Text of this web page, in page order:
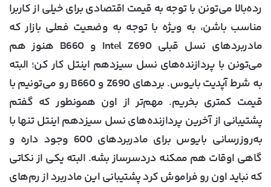
رده‌بالا می‌تونن با توجه به قیمت اقتصادی برای خیلی از کاربرا
مناسب باشن، به ویژه با توجه به وضعیت فعلی بازار که
مادربردهای نسل قبلی Intel Z690 و B660 هنوز هم
می‌تونن با پردازنده‌های نسل سیزدهم اینتل کار کن؛ البته
به شرط آپدیت بایوس. بردهای Z690 و B660 رو می‌تونیم با
قیمت کمتری بخریم. مهم‌تر از اون همونطور که گفتم
پشتیبانی از آخرین پردازنده‌های نسل سیزدهم اینتل تنها با
به‌روزرسانی بایوس برای مادربردهای 600 وجود داره و
گاهی اوقات هم ممکنه دردسرساز بشه. البته یکی از نکاتی
که نباید اون رو فراموش کرد پشتیبانی این مادربرد از رم‌های